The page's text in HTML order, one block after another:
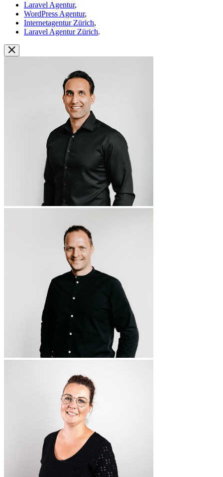
Laravel Agentur,
WordPress Agentur,
Internetagentur Zürich,
Laravel Agentur Zürich.